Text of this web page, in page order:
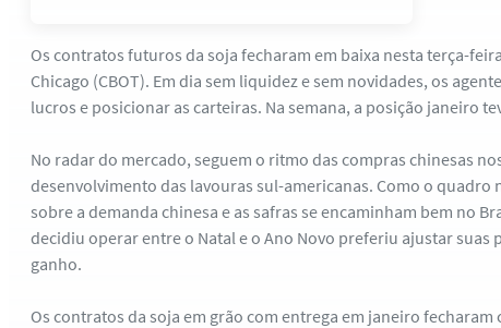
Os contratos futuros da soja fecharam em baixa nesta terça-
Chicago (CBOT). Em dia sem liquidez e sem novidades, os
lucros e posicionar as carteiras. Na semana, a posição janeiro
No radar do mercado, seguem o ritmo das compras chinesas
desenvolvimento das lavouras sul-americanas. Como o quadro
sobre a demanda chinesa e as safras se encaminham bem no
decidiu operar entre o Natal e o Ano Novo preferiu ajustar suas
ganho.
Os contratos da soja em grão com entrega em janeiro fecharam